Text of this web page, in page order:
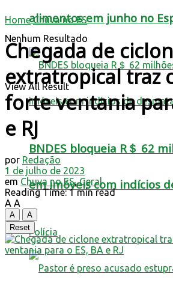
alimentos em junho no
BNDES bloqueia R＄ 62
em imóveis com indícios
Polícia
Nenhum Resultado
View All Result
Home Chuva no ES
Chegada de
extratropical traz
forte ventania
e RJ
por Redação
1 de julho de 2023
em Chuva no ES,Geral
Reading Time: 1 min read
A A
A
A
Reset